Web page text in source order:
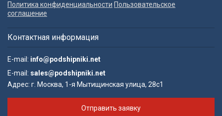
Политика конфиденциальности Пользовательское
соглашение
Контактная информация
E-mail: info@podshipniki.net
E-mail: sales@podshipniki.net
Адрес: г. Москва, 1-я Мытищинская улица, 28с1
Отправить заявку